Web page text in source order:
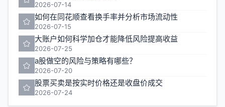
2026-07-14
如何在同花顺查看换手率并分析市场流动性
2026-07-15
大账户如何科学加仓才能降低风险提高收益
2026-07-25
a股做空的风险与策略有哪些？
2026-07-20
股票买卖是按实时价格还是收盘价成交
2026-07-24